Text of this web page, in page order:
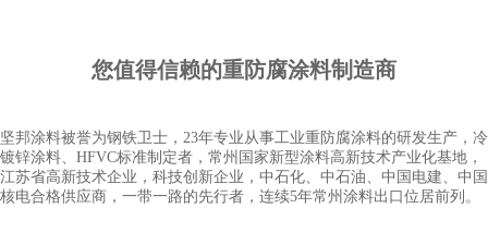
您值得信赖的重防腐涂料制造商
坚邦涂料被誉为钢铁卫士，23年专业从事工业重防腐涂料的研发生产，冷
镀锌涂料、HFVC标准制定者，常州国家新型涂料高新技术产业化基地，
江苏省高新技术企业，科技创新企业，中石化、中石油、中国电建、中国
核电合格供应商，一带一路的先行者，连续5年常州涂料出口位居前列。